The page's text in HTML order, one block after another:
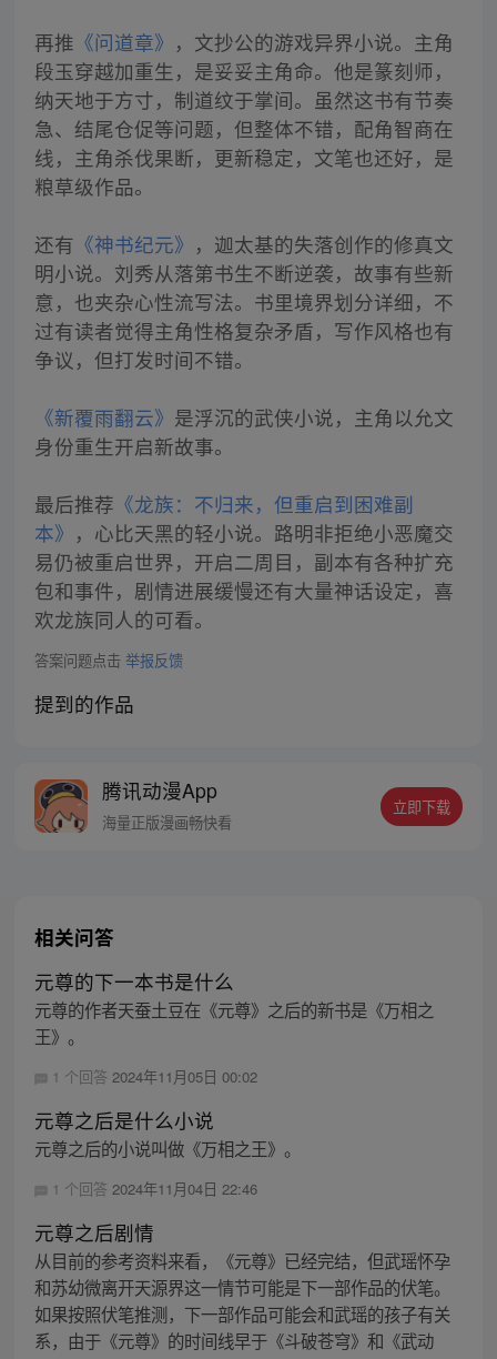
再推 《问道章》 ，文抄公的游戏异界小说。主角
段玉穿越加重生，是妥妥主角命。他是篆刻师，
纳天地于方寸，制道纹于掌间。虽然这书有节奏
急、结尾仓促等问题，但整体不错，配角智商在
线，主角杀伐果断，更新稳定，文笔也还好，是
粮草级作品。
还有 《神书纪元》 ，迦太基的失落创作的修真文
明小说。刘秀从落第书生不断逆袭，故事有些新
意，也夹杂心性流写法。书里境界划分详细，不
过有读者觉得主角性格复杂矛盾，写作风格也有
争议，但打发时间不错。
《新覆雨翻云》 是浮沉的武侠小说，主角以允文
身份重生开启新故事。
最后推荐 《龙族：不归来，但重启到困难副
本》 ，心比天黑的轻小说。路明非拒绝小恶魔交
易仍被重启世界，开启二周目，副本有各种扩充
包和事件，剧情进展缓慢还有大量神话设定，喜
欢龙族同人的可看。
答案问题点击 举报反馈
提到的作品
腾讯动漫App
海量正版漫画畅快看
立即下载
相关问答
元尊的下一本书是什么
元尊的作者天蚕土豆在《元尊》之后的新书是《万相之
王》。
1 个回答 2024年11月05日 00:02
元尊之后是什么小说
元尊之后的小说叫做《万相之王》。
1 个回答 2024年11月04日 22:46
元尊之后剧情
从目前的参考资料来看，《元尊》已经完结，但武瑶怀孕
和苏幼微离开天源界这一情节可能是下一部作品的伏笔。
如果按照伏笔推测，下一部作品可能会和武瑶的孩子有关
系，由于《元尊》的时间线早于《斗破苍穹》和《武动